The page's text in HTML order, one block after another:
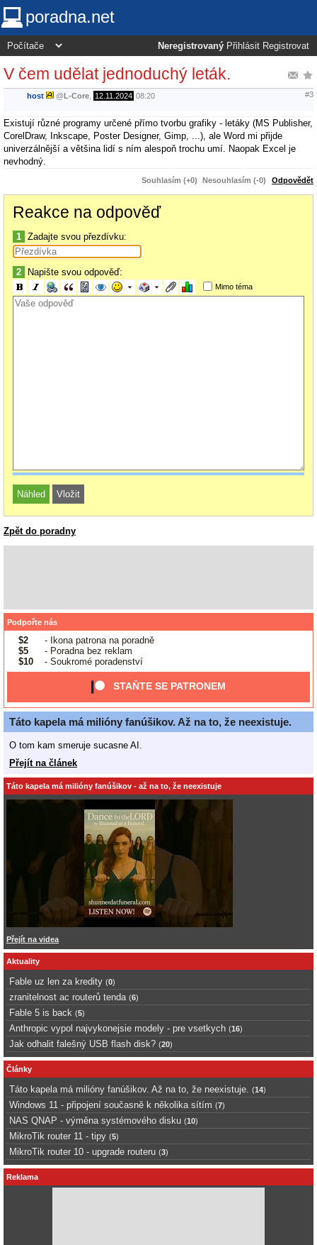
poradna.net
Neregistrovaný Přihlásit Registrovat
V čem udělat jednoduchý leták.
host @L-Core 12.11.2024 08:20 #3
Existují různé programy určené přímo tvorbu grafiky - letáky (MS Publisher,
CorelDraw, Inkscape, Poster Designer, Gimp, ...), ale Word mi přijde
univerzálnější a většina lidí s ním alespoň trochu umí. Naopak Excel je
nevhodný.
Souhlasím (+0) Nesouhlasím (-0) Odpovědět
Reakce na odpověď
1 Zadajte svou přezdívku:
2 Napište svou odpověď:
Mimo téma
Zpět do poradny
Podpořte nás
$2
- Ikona patrona na poradně
$5
- Poradna bez reklam
$10
- Soukromé poradenství
STAŇTE SE PATRONEM
Táto kapela má milióny fanúšikov. Až na to, že neexistuje.
O tom kam smeruje sucasne AI.
Přejít na článek
Táto kapela má milióny fanúšikov - až na to, že neexistuje
Přejít na videa
Aktuality
Fable uz len za kredity (0)
zranitelnost ac routerů tenda (6)
Fable 5 is back (5)
Anthropic vypol najvykonejsie modely - pre vsetkych (16)
Jak odhalit falešný USB flash disk? (20)
Články
Táto kapela má milióny fanúšikov. Až na to, že neexistuje. (14)
Windows 11 - připojení současně k několika sítím (7)
NAS QNAP - výměna systémového disku (10)
MikroTik router 11 - tipy (5)
MikroTik router 10 - upgrade routeru (3)
Reklama